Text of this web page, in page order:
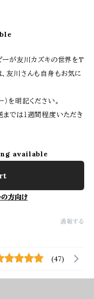
ーが友川カズキの世界をT
友川さんも自身もお気に
を明記ください。
までは１週間程度いただき
available
方向け
通報する
(47)